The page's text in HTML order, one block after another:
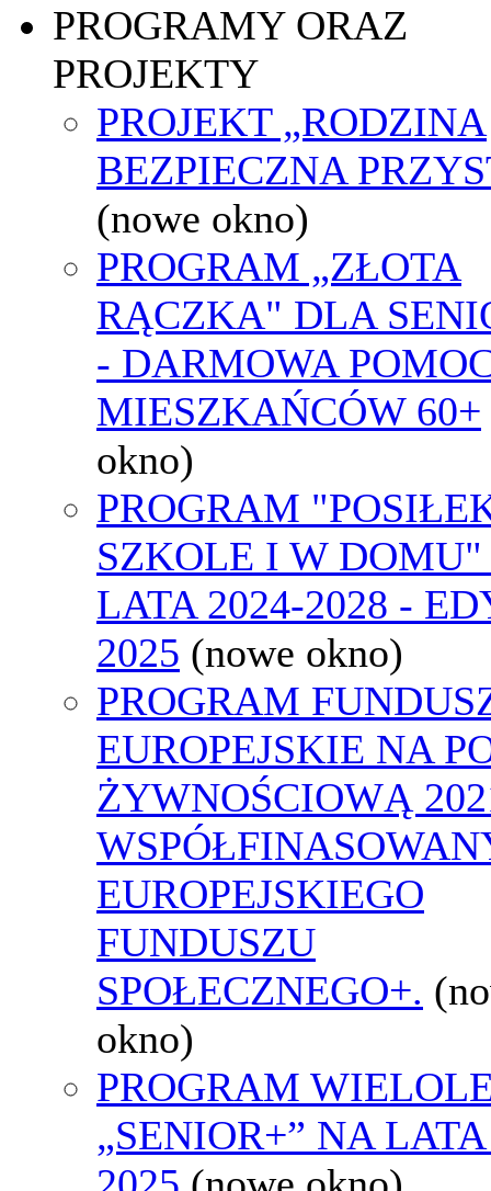
PROGRAMY ORAZ
PROJEKTY
PROJEKT „RODZINA
BEZPIECZNA
(nowe okno)
PROGRAM „ZŁOTA
RĄCZKA" DLA
- DARMOWA
MIESZKAŃCÓW 60+
okno)
PROGRAM
SZKOLE I W
LATA 2024-2028 -
2025 (nowe okno)
PROGRAM
EUROPEJSKIE NA
ŻYWNOŚCIOWĄ
EUROPEJSKIEGO
FUNDUSZU
SPOŁECZNEGO+.
okno)
PROGRAM
„SENIOR+” NA